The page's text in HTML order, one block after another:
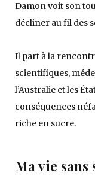
Damon voit son
décliner au fil des
Il part à la
scientifiques,
l’Australie et les
conséquences
riche en sucre.
Ma vie sans